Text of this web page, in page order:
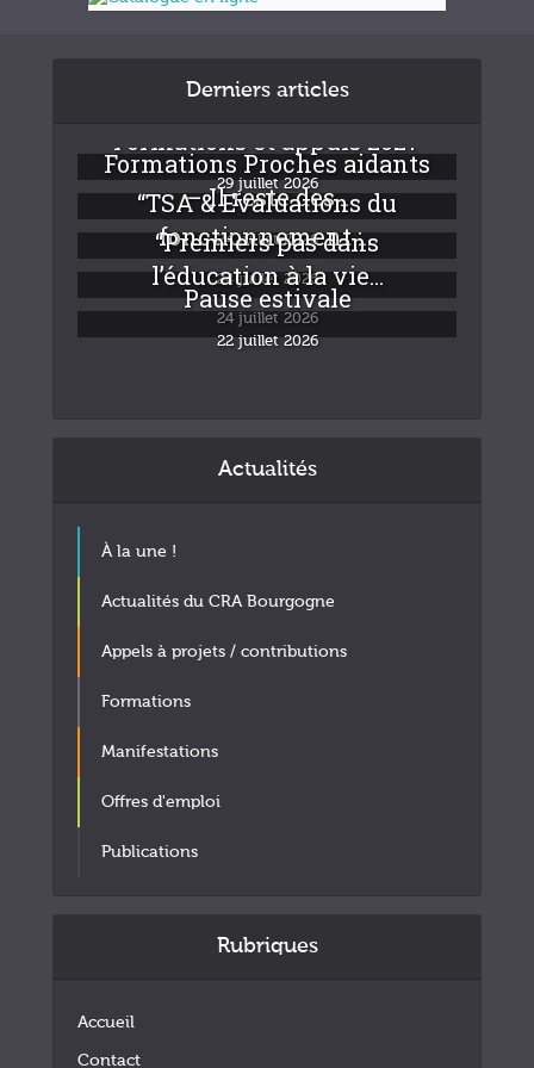
Derniers articles
Formations et appuis 2027
29 juillet 2026
Formations Proches aidants
– Il reste des...
24 juillet 2026
“TSA & Evaluations du
fonctionnement :...
24 juillet 2026
“Premiers pas dans
l’éducation à la vie...
24 juillet 2026
Pause estivale
22 juillet 2026
Actualités
À la une !
Actualités du CRA Bourgogne
Appels à projets / contributions
Formations
Manifestations
Offres d'emploi
Publications
Rubriques
Accueil
Contact